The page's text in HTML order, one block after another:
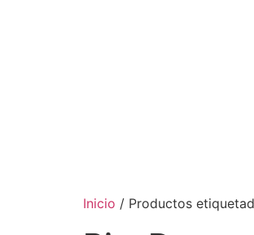
Inicio / Productos